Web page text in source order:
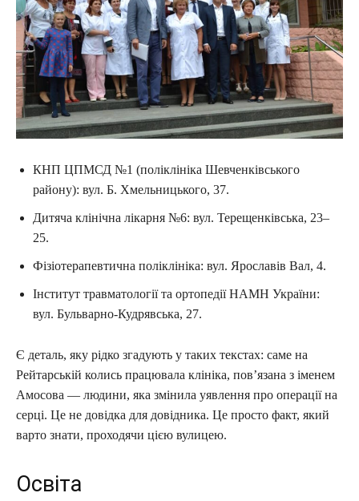
КНП ЦПМСД №1 (поліклініка Шевченківського
району): вул. Б. Хмельницького, 37.
Дитяча клінічна лікарня №6: вул. Терещенківська, 23–
25.
Фізіотерапевтична поліклініка: вул. Ярославів Вал, 4.
Інститут травматології та ортопедії НАМН України:
вул. Бульварно-Кудрявська, 27.
Є деталь, яку рідко згадують у таких текстах: саме на
Рейтарській колись працювала клініка, пов’язана з іменем
Амосова — людини, яка змінила уявлення про операції на
серці. Це не довідка для довідника. Це просто факт, який
варто знати, проходячи цією вулицею.
Освіта